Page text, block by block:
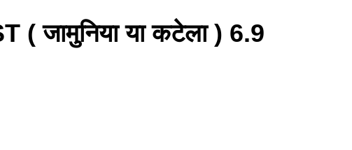
( जामुनिया या कटेला ) 6.9